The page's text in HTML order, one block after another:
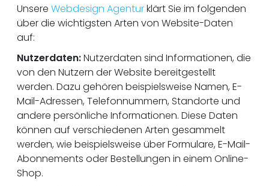
Unsere Webdesign Agenturklärt Sie im folgenden
über die wichtigsten Arten von Website-Daten
auf:
Nutzerdaten:Nutzerdaten sind Informationen, die
von den Nutzern der Website bereitgestellt
werden. Dazu gehören beispielsweise Namen, E-
Mail-Adressen, Telefonnummern, Standorte und
andere persönliche Informationen. Diese Daten
können auf verschiedenen Arten gesammelt
werden, wie beispielsweise über Formulare, E-Mail-
Abonnements oder Bestellungen in einem Online-
Shop.